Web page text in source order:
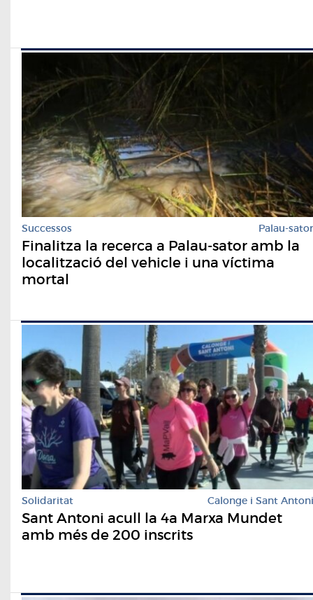
Successos Palau-sator
Finalitza la recerca a Palau-sator amb la
localització del vehicle i una víctima
mortal
Solidaritat Calonge i Sant Antoni
Sant Antoni acull la 4a Marxa Mundet
amb més de 200 inscrits